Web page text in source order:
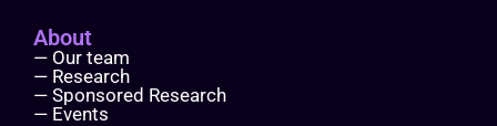
About
— Our team
— Research
— Sponsored Research
— Events